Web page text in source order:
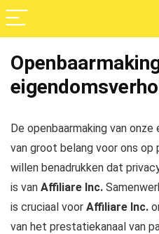
De openbaarmaking van
van groot belang voor ons op
willen benadrukken dat
is van Affiliare Inc.
is cruciaal voor Affiliare Inc.
van het prestatiekanaal van